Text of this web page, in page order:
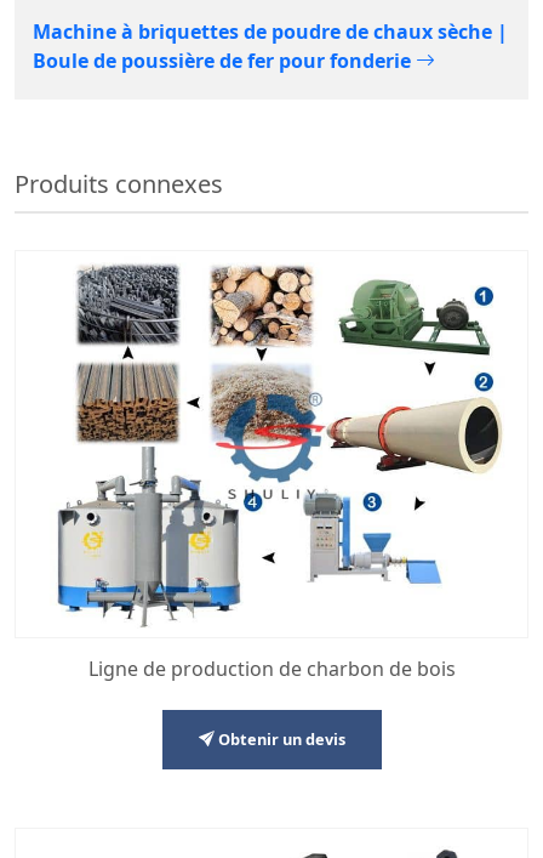
Machine à briquettes de poudre de chaux sèche |
Boule de poussière de fer pour fonderie
Produits connexes
Ligne de production de charbon de bois
Obtenir un devis